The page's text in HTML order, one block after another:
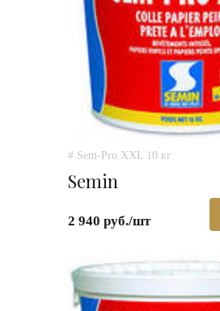
# Sem-Pro XXL 10 кг
Semin
2 940 руб./шт